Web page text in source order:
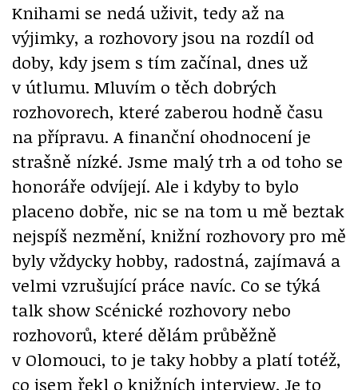
Knihami se nedá uživit, tedy až na
výjimky, a rozhovory jsou na rozdíl od
doby, kdy jsem s tím začínal, dnes už
v útlumu. Mluvím o těch dobrých
rozhovorech, které zaberou hodně času
na přípravu. A finanční ohodnocení je
strašně nízké. Jsme malý trh a od toho se
honoráře odvíjejí. Ale i kdyby to bylo
placeno dobře, nic se na tom u mě beztak
nejspíš nezmění, knižní rozhovory pro mě
byly vždycky hobby, radostná, zajímavá a
velmi vzrušující práce navíc. Co se týká
talk show Scénické rozhovory nebo
rozhovorů, které dělám průběžně
v Olomouci, to je taky hobby a platí totéž,
co jsem řekl o knižních interview. Je to